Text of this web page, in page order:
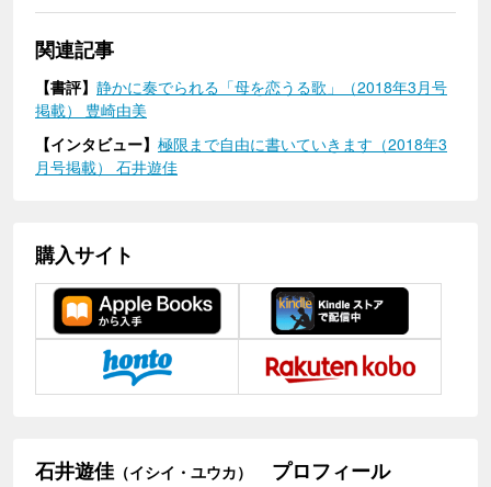
関連記事
【書評】 静かに奏でられる「母を恋うる歌」（2018年3月号
掲載） 豊崎由美
【インタビュー】 極限まで自由に書いていきます（2018年3
月号掲載） 石井遊佳
購入サイト
石井遊佳 （イシイ・ユウカ） プロフィール